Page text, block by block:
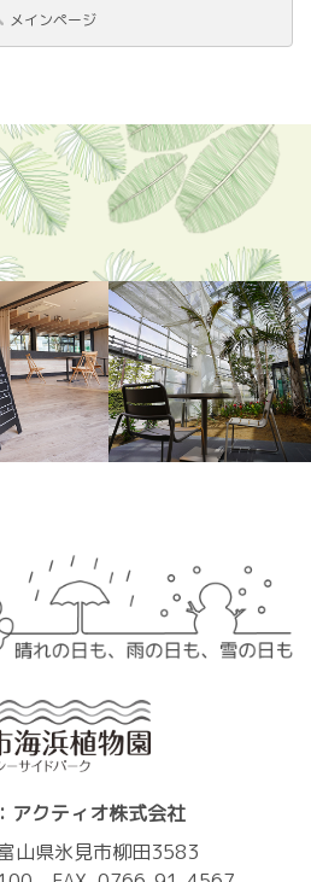
メインページ
アクティオ株式会社
山県氷見市柳田3583